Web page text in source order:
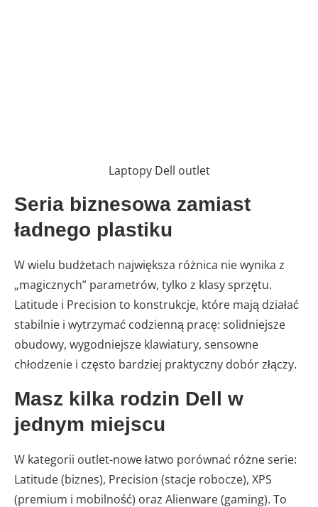
Laptopy Dell outlet
Seria biznesowa zamiast
ładnego plastiku
W wielu budżetach największa różnica nie wynika z
„magicznych” parametrów, tylko z klasy sprzętu.
Latitude i Precision to konstrukcje, które mają działać
stabilnie i wytrzymać codzienną pracę: solidniejsze
obudowy, wygodniejsze klawiatury, sensowne
chłodzenie i często bardziej praktyczny dobór złączy.
Masz kilka rodzin Dell w
jednym miejscu
W kategorii outlet-nowe łatwo porównać różne serie:
Latitude (biznes), Precision (stacje robocze), XPS
(premium i mobilność) oraz Alienware (gaming). To